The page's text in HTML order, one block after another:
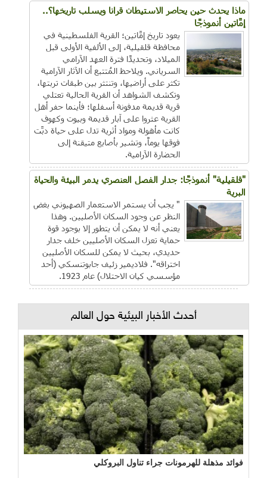
ماذا يحدث حين يحاصر الاستيطان قرانا ويسلب تاريخها؟..
إمَّاتين أنموذجًا
يعود تاريخ إمَّاتين؛ القرية الفلسطينية في
محافظة قلقيلية، إلى الألفية الأولى قبل
الميلاد، وتحديدًا فترة العهد الآرامي
السرياني. ويلاحظ المُتتبع أن الآثار الآرامية
تكثر على أراضيها، وتنتثر بين طبقات تربتها،
وتكشف الشواهد أن القرية الحالية تعتلي
قرية قديمة مدفونة أسفلها؛ فأينما حفر أهل
القرية عثروا على آبار قديمة وبيوت وكهوف
كانت مأهولة ومواد أثرية تدل على حياة دبَّت
فوقها يوماً، وتشير بأصابع متيقنة إلى
الحضارة الآرامية.
"قلقيلية" أنموذجًا: جدار الفصل العنصري يدمر البيئة والحياة
البرية
" يجب أن يستمر الاستعمار الصهيوني بغض
النظر عن وجود السكان الأصليين. وهذا
يعني أنه لا يمكن أن يتطور إلا بوجود قوة
حماية تعزل السكان الأصليين خلف جدار
حديدي، بحيث لا يمكن للسكان الأصليين
اختراقه". فلاديمير زئيف جابوتنسكي (أحد
مؤسسي كيان الاحتلال) عام 1923.
أحدث الأخبار البيئية حول العالم
فوائد مذهلة للهرمونات جراء تناول البروكلي